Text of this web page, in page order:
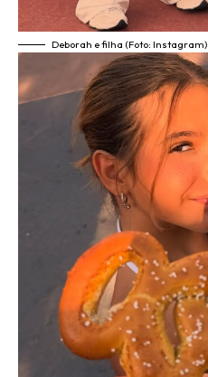
Deborah e filha (Foto: Instagram)